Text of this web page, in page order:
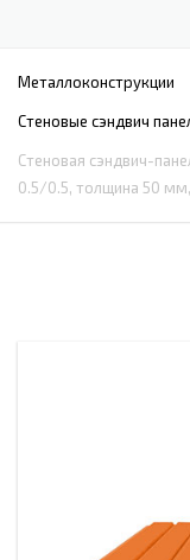
Металлоконструкции
Стеновые сэндвич
Стеновая сэндвич-
0.5/0.5, толщина 50